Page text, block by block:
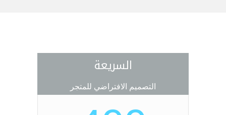
السريعة
التصميم الافتراضي للمتجر